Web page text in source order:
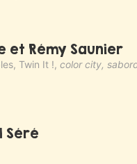
et Rémy Saunier
Twin It !, color city,
Séré